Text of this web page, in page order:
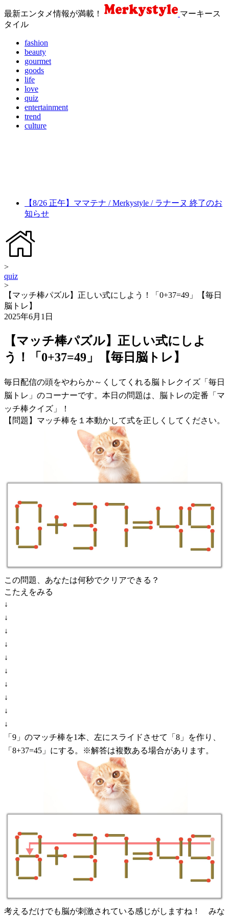
最新エンタメ情報が満載！
マーキース
タイル
fashion
beauty
gourmet
goods
life
love
quiz
entertainment
trend
culture
【8/26 正午】ママテナ / Merkystyle / ラナーヌ 終了のお
知らせ
>
quiz
>
【マッチ棒パズル】正しい式にしよう！「0+37=49」【毎日
脳トレ】
2025年6月1日
【マッチ棒パズル】正しい式にしよ
う！「0+37=49」【毎日脳トレ】
毎日配信の頭をやわらか～くしてくれる脳トレクイズ「毎日
脳トレ」のコーナーです。本日の問題は、脳トレの定番「マ
ッチ棒クイズ」！
【問題】マッチ棒を１本動かして式を正しくしてください。
この問題、あなたは何秒でクリアできる？
こたえをみる
↓
↓
↓
↓
↓
↓
↓
↓
↓
↓
「9」のマッチ棒を1本、左にスライドさせて「8」を作り、
「8+37=45」にする。※解答は複数ある場合があります。
考えるだけでも脳が刺激されている感じがしますね！ みな